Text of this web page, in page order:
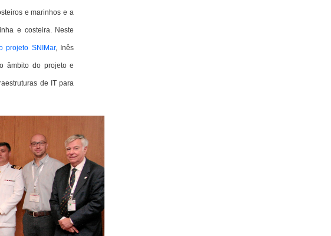
e marinhos e a
e costeira. Neste
projeto SNIMar, Inês
âmbito do projeto e
de IT para